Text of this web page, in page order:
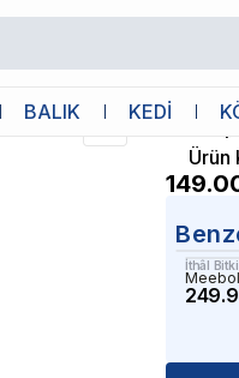
BALIK KEDİİthâl
Ürün
İthâl Bitki